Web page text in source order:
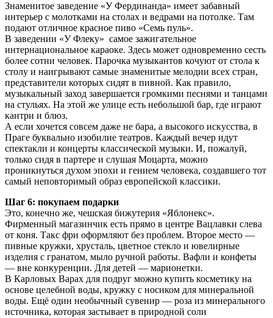
Знаменитое заведение «У Фердинанда» имеет забавный
интерьер с молотками на столах и ведрами на потолке. Там
подают отличное красное пиво «Семь пуль».
В заведении «У Флеку» самое зажигательное
интернациональное караоке. Здесь может одновременно сесть
более сотни человек. Парочка музыкантов кочуют от стола к
столу и наигрывают самые знаменитые мелодии всех стран,
представители которых сидят в пивной. Как правило,
музыкальный заход завершается громкими песнями и танцами
на стульях. На этой же улице есть небольшой бар, где играют
кантри и блюз.
А если хочется совсем даже не бара, а высокого искусства, в
Праге буквально изобилие театров. Каждый вечер идут
спектакли и концерты классической музыки. И, пожалуй,
только сидя в партере и слушая Моцарта, можно
проникнуться духом эпохи и гением человека, создавшего тот
самый неповторимый образ европейской классики.
Шаг 6: покупаем подарки
Это, конечно же, чешская бижутерия «Яблонекс».
Фирменный магазинчик есть прямо в центре Вацлавки слева
от коня. Такс фри оформляют без проблем. Второе место —
пивные кружки, хрусталь, цветное стекло и ювелирные
изделия с гранатом, мыло ручной работы. Вафли и конфеты
— вне конкуренции. Для детей — марионетки.
В Карловых Варах для подруг можно купить косметику на
основе целебной воды, кружку с носиком для минеральной
воды. Ещё один необычный сувенир — роза из минерального
источника, которая застывает в природной соли